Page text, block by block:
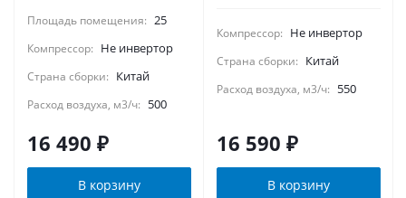
Площадь помещения: 25
Компрессор: Не инвертор
Страна сборки: Китай
Расход воздуха, м3/ч: 500
16 490 ₽
В корзину
Компрессор: Не инвертор
Страна сборки: Китай
Расход воздуха, м3/ч: 550
16 590 ₽
В корзину